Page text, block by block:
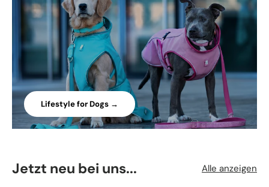
Lifestyle for Dogs →
Jetzt neu bei uns... Alle anzeigen